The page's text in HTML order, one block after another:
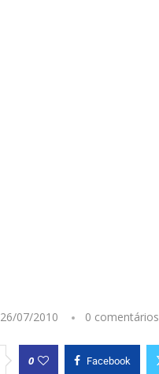
26/07/2010 0 comentários
0 Facebook